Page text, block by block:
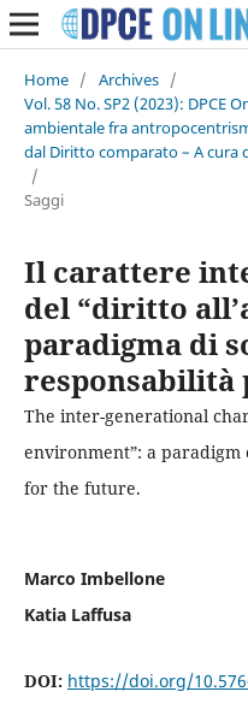
Home / Archives /
Vol. 58 No. SP2 (2023): DPCE
ambientale fra
dal Diritto comparato – A cura
/
Saggi
Il carattere
del “diritto
paradigma di
The inter-generational
environment”: a
for the future.
Marco Imbellone
Katia Laffusa
DOI: https://doi.org/